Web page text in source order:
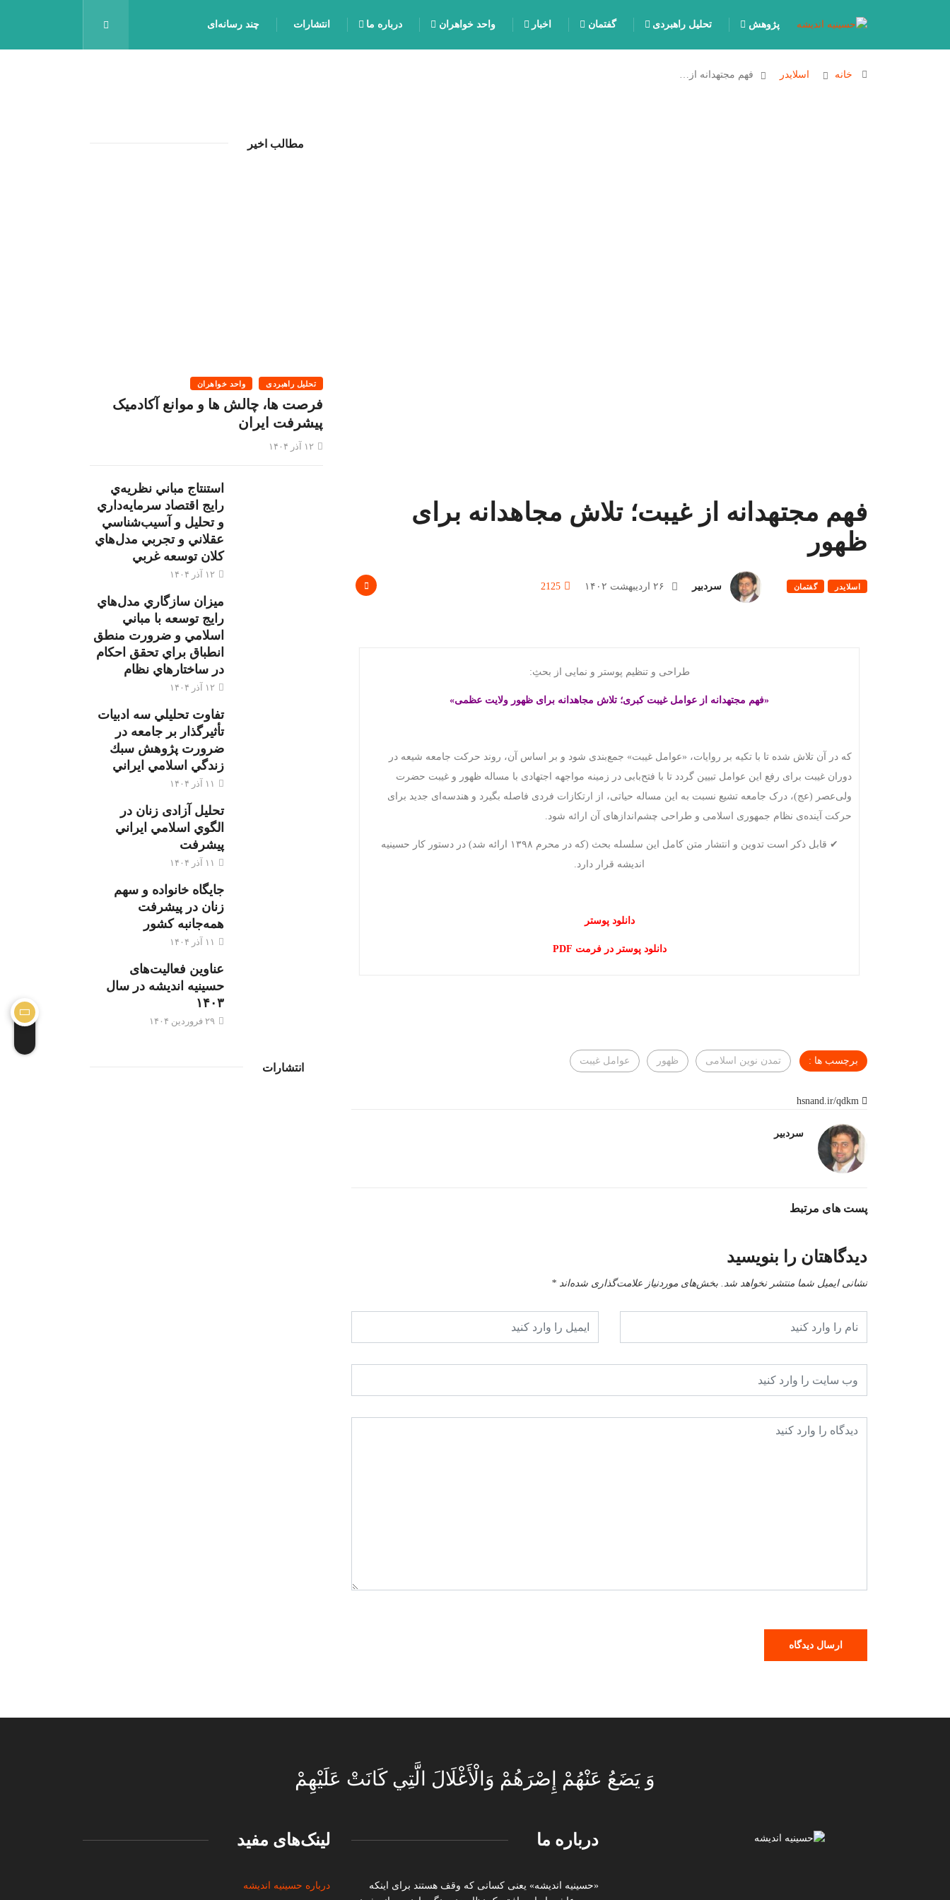
پژوهش تحلیل راهبردی گفتمان اخبار واحد خواهران درباره ما انتشارات چند رسانه‌ای
خانه اسلایدر فهم مجتهدانه از…
فهم مجتهدانه از غیبت؛ تلاش مجاهدانه برای
ظهور
اسلایدر گفتمان سردبیر 2125
طراحی و تنظیم پوستر و نمایی از بحثِ:
«فهم مجتهدانه از عوامل غیبت کبری؛ تلاش مجاهدانه برای ظهور ولایت عظمی»
که در آن تلاش شده تا با تکیه بر روایات، «عوامل غیبت» جمع‌بندی شود و بر اساس آن، روند حرکت جامعه شیعه در
دوران غیبت برای رفع این عوامل تبیین گردد تا با فتح‌بابی در زمینه مواجهه اجتهادی با مساله ظهور و غیبت حضرت
ولی‌عصر (عج)، درک جامعه تشیع نسبت به این مساله حیاتی، از ارتکازات فردی فاصله بگیرد و هندسه‌ای جدید برای
حرکت آینده‌ی نظام جمهوری اسلامی و طراحی چشم‌اندازهای آن ارائه شود.
✔ قابل ذکر است تدوین و انتشار متن کامل این سلسله بحث (که در محرم ۱۳۹۸ ارائه شد) در دستور کار حسینیه
اندیشه قرار دارد.
دانلود پوستر
دانلود پوستر در فرمت PDF
برچسب ها : تمدن نوین اسلامی ظهور عوامل غیبت
سردبیر
پست های مرتبط
دیدگاهتان را بنویسید
نشانی ایمیل شما منتشر نخواهد شد. بخش‌های موردنیاز علامت‌گذاری شده‌اند *
مطالب اخیر
تحلیل راهبردی واحد خواهران
فرصت ها، چالش ها و موانع آکادمیک
پیشرفت ایران
استنتاج مباني نظريه‌ي
رايج اقتصاد سرمايه‌داري
و تحليل و آسيب‌شناسي
عقلاني و تجربي مدل‌هاي
كلان توسعه غربي
۱۲ آذر ۱۴۰۴
ميزان سازگاري مدل‌هاي
رايج توسعه با مباني
اسلامي و ضرورت منطق
انطباق براي تحقق احكام
در ساختارهاي نظام
۱۲ آذر ۱۴۰۴
تفاوت تحليلي سه ادبيات
تأثيرگذار بر جامعه در
ضرورت پژوهش سبك
زندگي اسلامي ايراني
تحليل آزادی زنان در
الگوي اسلامي ايراني
پيشرفت
جایگاه خانواده و سهم
زنان در پیشرفت
همه‌جانبه کشور
عناوین فعالیت‌های
حسینیه اندیشه در سال
۱۴۰۳
۲۹ فروردین ۱۴۰۴
انتشارات
وَ يَضَعُ عَنْهُمْ إِصْرَهُمْ وَالْأَغْلَالَ الَّتِي كَانَتْ عَلَيْهِمْ
درباره ما
«حسینیه اندیشه» یعنی کسانی که وقف هستند برای اینکه
لینک‌های مفید
درباره حسینیه اندیشه